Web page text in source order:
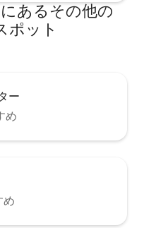
あ⁠るそ⁠の⁠他⁠の
ポ⁠ッ⁠ト
ー
め
め